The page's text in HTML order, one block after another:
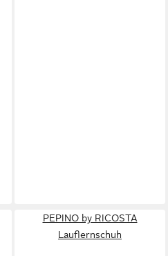
PEPINO by RICOSTA
Lauflernschuh